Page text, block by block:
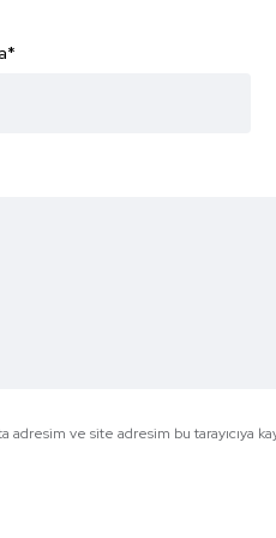
*
adresim ve site adresim bu tarayıcıya